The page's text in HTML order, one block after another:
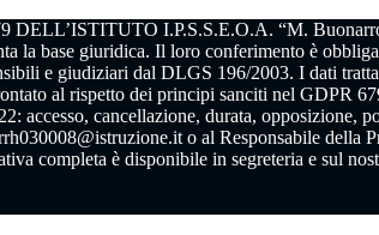
I.P.S.S.E.O.A. “M.
la base giuridica. Il loro conferimento è
e giudiziari dal DLGS 196/2003. I dati
al rispetto dei principi sanciti nel GDPR
accesso, cancellazione, durata,
o al Responsabile
completa è disponibile in segreteria e sul